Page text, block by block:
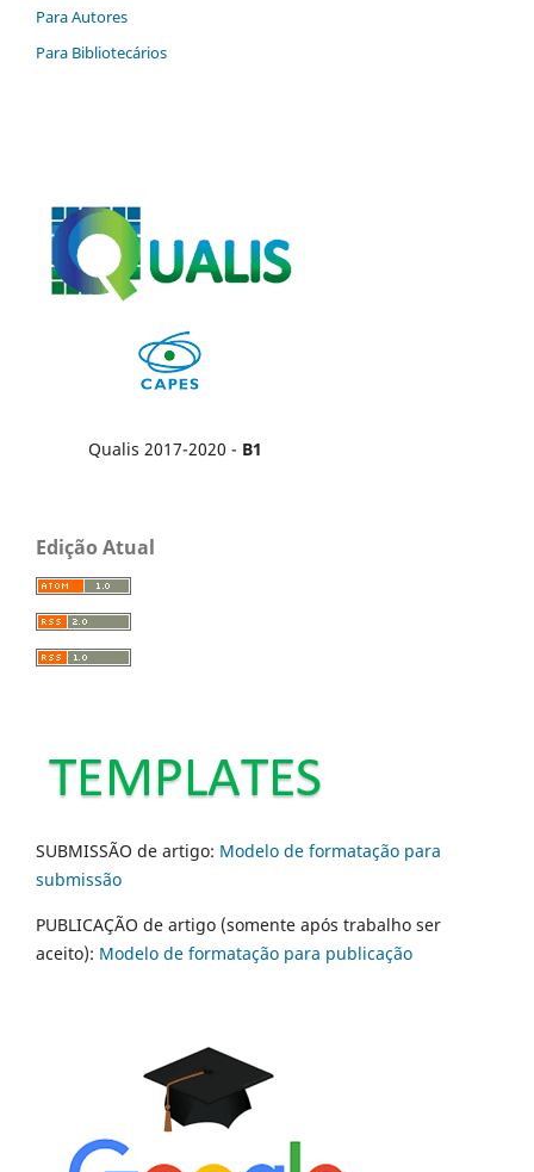
Para Autores
Para Bibliotecários
Qualis 2017-2020 - B1
Edição Atual
SUBMISSÃO de artigo: Modelo de formatação para
submissão
PUBLICAÇÃO de artigo (somente após trabalho ser
aceito): Modelo de formatação para publicação